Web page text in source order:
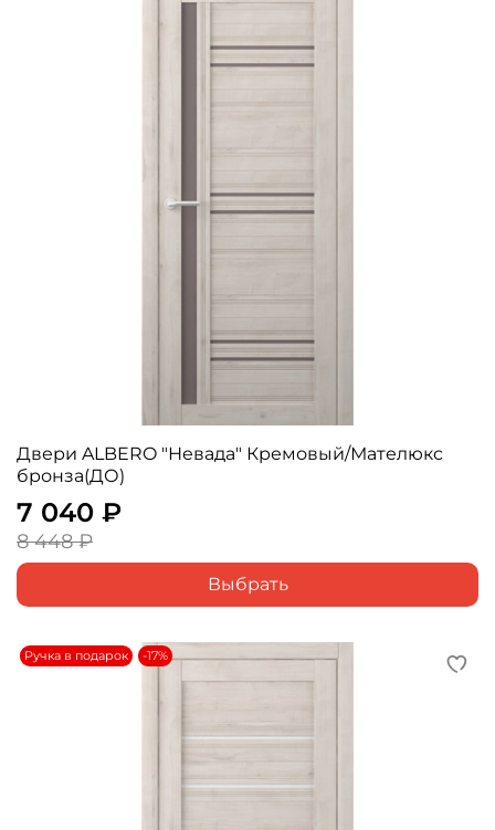
Двери ALBERO "Невада" Кремовый/Мателюкс
бронза(ДО)
7 040 ₽
8 448 ₽
Выбрать
Ручка в подарок -17%